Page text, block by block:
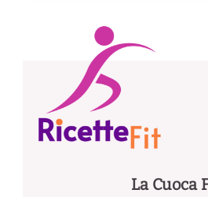
La Cuoca